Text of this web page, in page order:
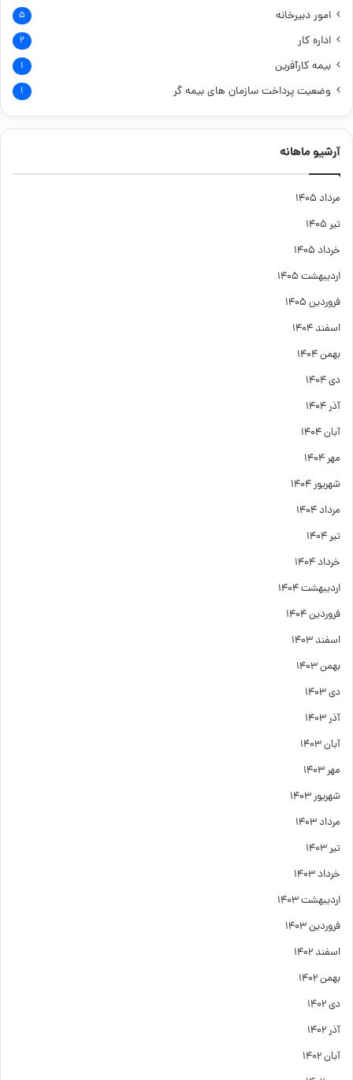
امور دبیرخانه ۵
اداره کار ۲
بیمه کارآفرین ۱
وضعیت پرداخت سازمان های بیمه گر ۱
آرشیو ماهانه
مرداد ۱۴۰۵
تیر ۱۴۰۵
خرداد ۱۴۰۵
اردیبهشت ۱۴۰۵
فروردین ۱۴۰۵
اسفند ۱۴۰۴
بهمن ۱۴۰۴
دی ۱۴۰۴
آذر ۱۴۰۴
آبان ۱۴۰۴
مهر ۱۴۰۴
شهریور ۱۴۰۴
مرداد ۱۴۰۴
تیر ۱۴۰۴
خرداد ۱۴۰۴
اردیبهشت ۱۴۰۴
فروردین ۱۴۰۴
اسفند ۱۴۰۳
بهمن ۱۴۰۳
دی ۱۴۰۳
آذر ۱۴۰۳
آبان ۱۴۰۳
مهر ۱۴۰۳
شهریور ۱۴۰۳
مرداد ۱۴۰۳
تیر ۱۴۰۳
خرداد ۱۴۰۳
اردیبهشت ۱۴۰۳
فروردین ۱۴۰۳
اسفند ۱۴۰۲
بهمن ۱۴۰۲
دی ۱۴۰۲
آذر ۱۴۰۲
آبان ۱۴۰۲